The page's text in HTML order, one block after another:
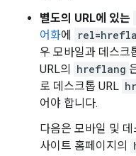
별도의 URL에 있는
어화에
우 모바일과 데스크
URL의
hreflang
로 데스크톱 URL
어야 합니다.
다음은 모바일 및
사이트 홈페이지의